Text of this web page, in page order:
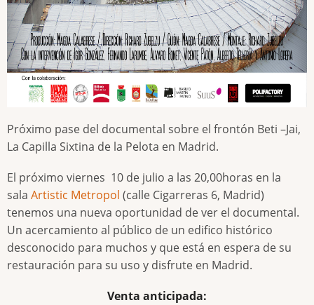
Próximo pase del documental sobre el frontón Beti –Jai,
La Capilla Sixtina de la Pelota en Madrid.
El próximo viernes 10 de julio a las 20,00horas en la
sala Artistic Metropol (calle Cigarreras 6, Madrid)
tenemos una nueva oportunidad de ver el documental.
Un acercamiento al público de un edifico histórico
desconocido para muchos y que está en espera de su
restauración para su uso y disfrute en Madrid.
Venta anticipada: